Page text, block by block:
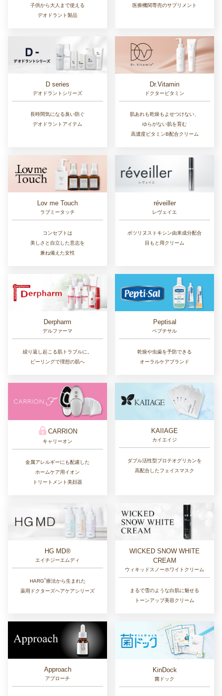
子供から大人まで使える
デオドラント製品
医療機関専売のサプリメント
D series
デオドラントシリーズ
長時間気になる臭い防ぐ
デオドラントアイテム
Dr.Vitamin
ドクタービタミン
肌あれも乾燥もよせつけない、
ゆらがない肌を育む
高濃度ビタミンB配合クリーム
Lov me Touch
ラブミータッチ
コンセプトは
美しさと自立した意志を
兼ね備えた女性
réveiller
レヴェイエ
ボツリヌストキシン由来成分配合
目もと用クリーム
Derpharm
デルファーマ
繰り返し起こる肌トラブルに。
ピーリングで理想の肌へ
Peptisal
ペプチサル
乾燥や虫歯を予防できる
オーラルケアブランド
CARRION
キャリーオン
金属アレルギーにも配慮した
ホームケア用イオン
トリートメント美顔器
KAIIAGE
カイエイジ
ダブル活性型プロテオグリカンを
高配合したフェイスマスク
HG MD®
エイチジーエムディ
HARG®︎療法から生まれた
薬用ドクターズヘアケアシリーズ
WICKED SNOW WHITE
CREAM
ウィキッドスノーホワイトクリーム
まるで雪のような白肌に魅せる
トーンアップ美容クリーム
Approach
アプローチ
KinDock
菌ドック